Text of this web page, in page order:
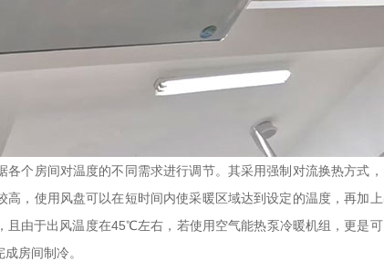
个房间对温度的不同需求进行调节。其采用强制对流换热方式
，使用风盘可以在短时间内使采暖区域达到设定的温度，再加
且由于出风温度在45℃左右，若使用空气能热泵冷暖机组，更是
房间制冷。